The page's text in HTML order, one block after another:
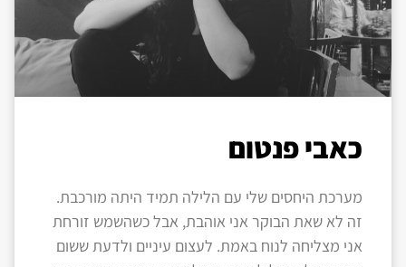
כאבי פנטום
מערכת היחסים שלי עם הלילה תמיד היתה מורכבת.
זה לא שאת הבוקר אני אוהבת, אבל כשהשמש זורחת
אני מצליחה לנוח באמת. לעצום עיניים ולדעת ששום